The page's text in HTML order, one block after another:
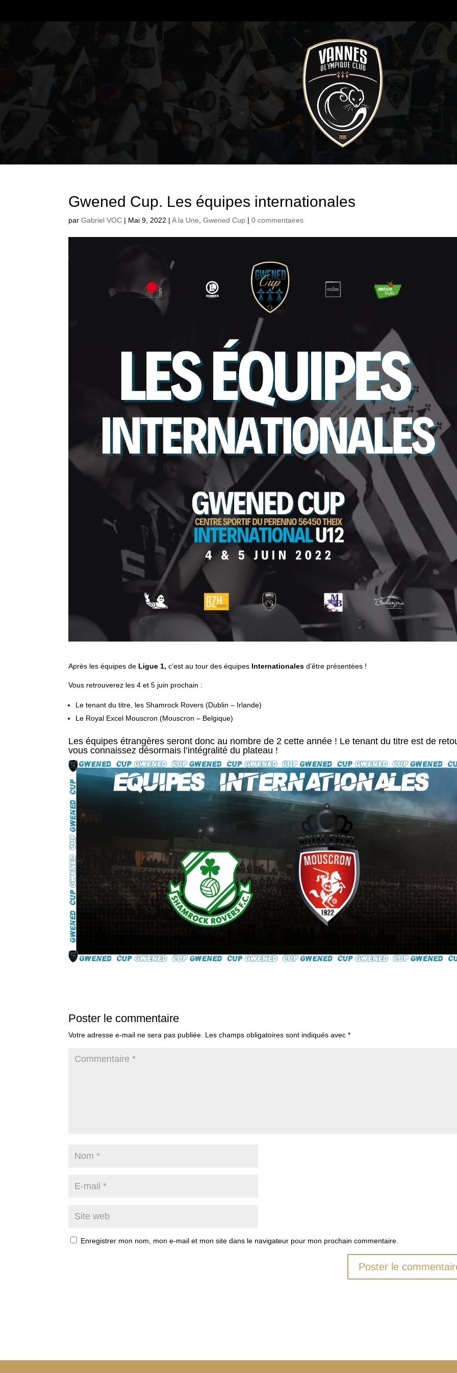
Gwened Cup. Les équipes internationales
parGabriel VOC | Mai 9, 2022 |A la Une,Gwened Cup |0 commentaires
Après les équipes de Ligue 1, c’est au tour des équipes Internationales d’être présentées !
Vous retrouverez les 4 et 5 juin prochain :
Le tenant du titre, les Shamrock Rovers (Dublin – Irlande)
Le Royal Excel Mouscron (Mouscron – Belgique)
Les équipes étrangères seront donc au nombre de 2 cette année ! Le tenant du titre est de
vous connaissez désormais l’intégralité du plateau !
Poster le commentaire
Votre adresse e-mail ne sera pas publiée. Les champs obligatoires sont indiqués avec*
Enregistrer mon nom, mon e-mail et mon site dans le navigateur pour mon prochain commentaire.